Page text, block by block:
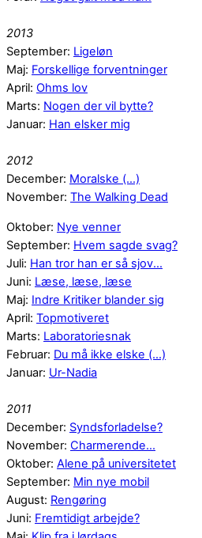
2013
September: Ligeløn
Maj: Forskellige forventninger
April: Ohms lov
Marts: Nogen der vil bytte?
Januar: Han elsker mig
2012
December: Moralske (...)
November: The Walking Dead
Oktober: Nye venner
September: Hvem sagde svag?
Juli: Han tror han er så sjov...
Juni: Læse, læse, læse
Maj: Indre Kritiker blander sig
April: Topmotiveret
Marts: Laboratoriesnak
Februar: Du må ikke elske (...)
Januar: Ur-Nadia
2011
December: Syndsforladelse?
November: Charmerende...
Oktober: Alene på universitetet
September: Min nye mobil
August: Rengøring
Juni: Fremtidigt arbejde?